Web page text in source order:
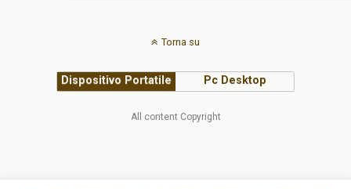
Torna su
Dispositivo Portatile Pc Desktop
All content Copyright